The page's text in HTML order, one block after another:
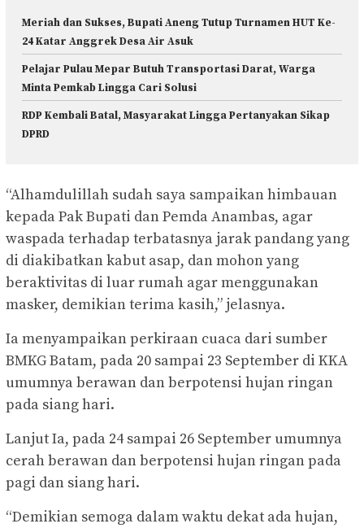
Meriah dan Sukses, Bupati Aneng Tutup Turnamen HUT Ke-
24 Katar Anggrek Desa Air Asuk
Pelajar Pulau Mepar Butuh Transportasi Darat, Warga
Minta Pemkab Lingga Cari Solusi
RDP Kembali Batal, Masyarakat Lingga Pertanyakan Sikap
DPRD
“Alhamdulillah sudah saya sampaikan himbauan
kepada Pak Bupati dan Pemda Anambas, agar
waspada terhadap terbatasnya jarak pandang yang
di diakibatkan kabut asap, dan mohon yang
beraktivitas di luar rumah agar menggunakan
masker, demikian terima kasih,” jelasnya.
Ia menyampaikan perkiraan cuaca dari sumber
BMKG Batam, pada 20 sampai 23 September di KKA
umumnya berawan dan berpotensi hujan ringan
pada siang hari.
Lanjut Ia, pada 24 sampai 26 September umumnya
cerah berawan dan berpotensi hujan ringan pada
pagi dan siang hari.
“Demikian semoga dalam waktu dekat ada hujan,